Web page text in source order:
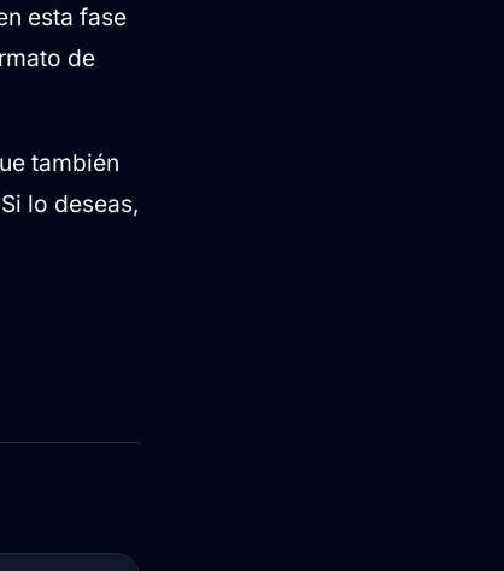
esta fase
de
también
lo deseas,